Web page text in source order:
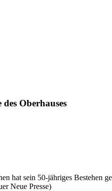
Oberhauses
sein 50-jähriges Bestehen
Neue Presse)